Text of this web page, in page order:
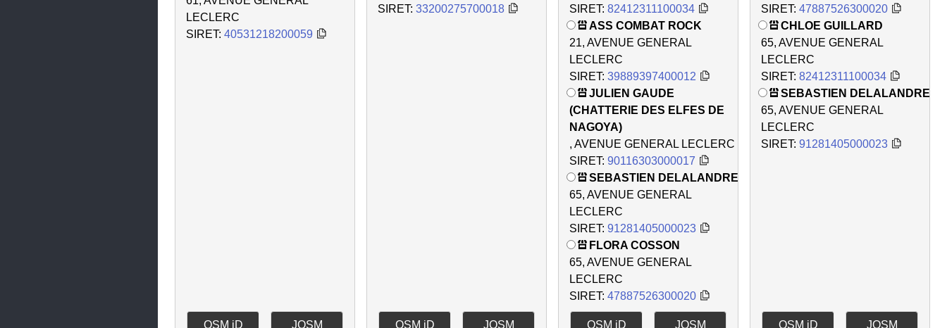
LECLERC
SIRET: 40531218200059
OSM iD JOSM
SIRET: 33200275700018
OSM iD JOSM
SIRET: 82412311100034
ASS COMBAT ROCK
21, AVENUE GENERAL
LECLERC
SIRET: 39889397400012
JULIEN GAUDE
(CHATTERIE DES ELFES DE
NAGOYA)
, AVENUE GENERAL LECLERC
SIRET: 90116303000017
SEBASTIEN DELALANDRE
65, AVENUE GENERAL
LECLERC
SIRET: 91281405000023
FLORA COSSON
65, AVENUE GENERAL
LECLERC
SIRET: 47887526300020
OSM iD JOSM
SIRET: 47887526300020
CHLOE GUILLARD
65, AVENUE GENERAL
LECLERC
SIRET: 82412311100034
SEBASTIEN DELALANDRE
65, AVENUE GENERAL
LECLERC
SIRET: 91281405000023
OSM iD JOSM